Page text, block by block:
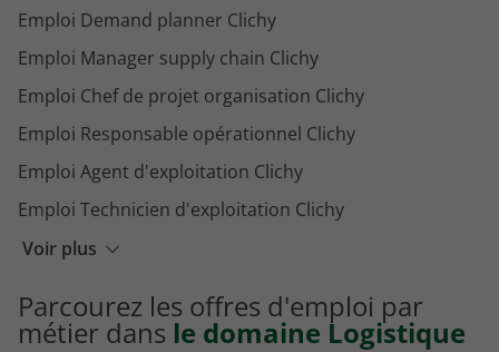
Voir plus
Emploi Demand planner Clichy
Emploi Manager supply chain Clichy
Emploi Chef de projet organisation Clichy
Emploi Responsable opérationnel Clichy
Emploi Agent d'exploitation Clichy
Emploi Technicien d'exploitation Clichy
Emploi Nacelliste Clichy
Emploi Assistant logistique Clichy
Parcourez les offres d'emploi par
métier dans le domaine Logistique